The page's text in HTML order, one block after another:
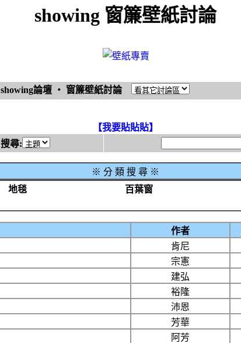
showing 窗簾壁紙討論
showing論壇 ‧ 窗簾壁紙討論
【我要貼貼貼】
搜尋:
※ 分 類 搜 尋 ※
地毯 百葉窗
作者
肯尼
宗憲
建弘
裕隆
沛恩
芳華
阿芳